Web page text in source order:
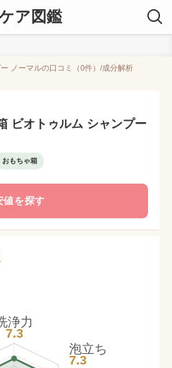
ア図鑑
ノーマルの口コミ（0件）/成分解析
ビオトゥルム シャンプー
おもちゃ箱
値を探す
浄力
7.3
泡立ち
7.3